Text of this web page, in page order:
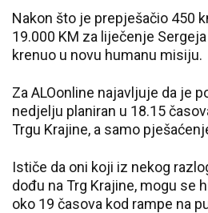
Nakon što je prepješačio 450
19.000 KM za liječenje
krenuo u novu humanu misiju.
Za ALOonline najavljuje da je
nedjelju planiran u 18.15
Trgu Krajine, a samo
Ističe da oni koji iz nekog
dođu na Trg Krajine, mogu se
oko 19 časova kod rampe na